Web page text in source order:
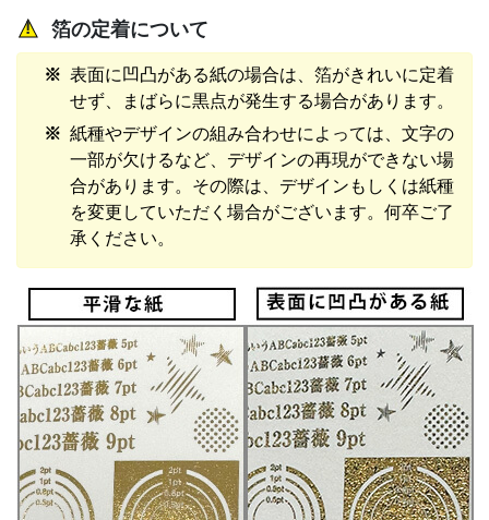
箔の定着について
表面に凹凸がある紙の場合は、箔がきれいに定着
せず、まばらに黒点が発生する場合があります。
紙種やデザインの組み合わせによっては、文字の
一部が欠けるなど、デザインの再現ができない場
合があります。その際は、デザインもしくは紙種
を変更していただく場合がございます。何卒ご了
承ください。